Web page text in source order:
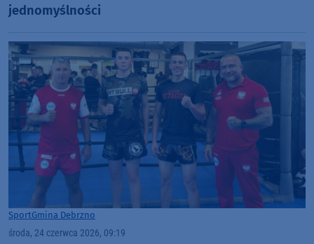
jednomyślności
SportGmina Debrzno
środa, 24 czerwca 2026, 09:19